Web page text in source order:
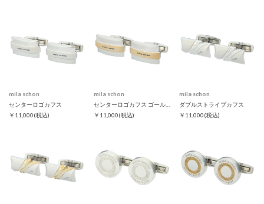
mila schon
センターロゴカフス
￥11,000(税込)
mila schon
￥11,000(税込)
mila schon
ダブルストライプカフス
￥11,000(税込)